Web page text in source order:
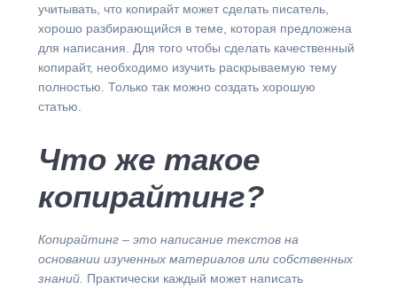
учитывать, что копирайт может сделать писатель,
хорошо разбирающийся в теме, которая предложена
для написания. Для того чтобы сделать качественный
копирайт, необходимо изучить раскрываемую тему
полностью. Только так можно создать хорошую
статью.
Что же такое
копирайтинг?
Копирайтинг – это написание текстов на
основании изученных материалов или собственных
знаний. Практически каждый может написать